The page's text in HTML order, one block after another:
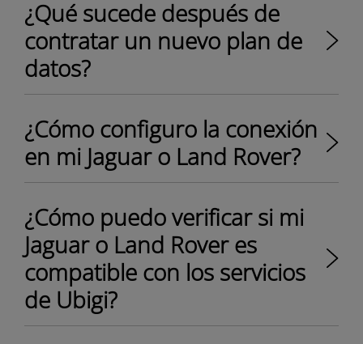
¿Qué sucede después de
contratar un nuevo plan de
datos?
¿Cómo configuro la conexión
en mi Jaguar o Land Rover?
¿Cómo puedo verificar si mi
Jaguar o Land Rover es
compatible con los servicios
de Ubigi?